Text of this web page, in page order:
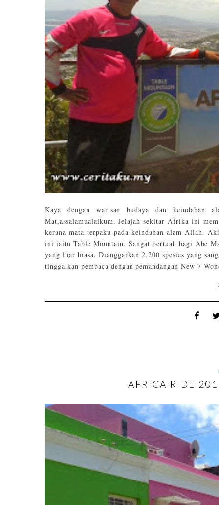
Kaya dengan warisan budaya dan
Mat,assalamualaikum. Jelajah sekitar Afrika ini
kerana mata terpaku pada keindahan alam Allah.
ini iaitu Table Mountain. Sangat bertuah bagi Abe
yang luar biasa. Dianggarkan 2,200 spesies yang
tinggalkan pembaca dengan pemandangan New 7
AFRICA RIDE